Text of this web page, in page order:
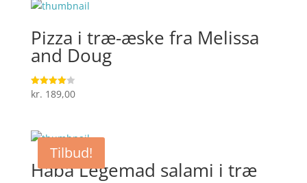
Pizza i træ-æske fra Melissa
and Doug
Vurderet
4
kr. 189,00
Tilbud!
Haba Legemad salami i træ